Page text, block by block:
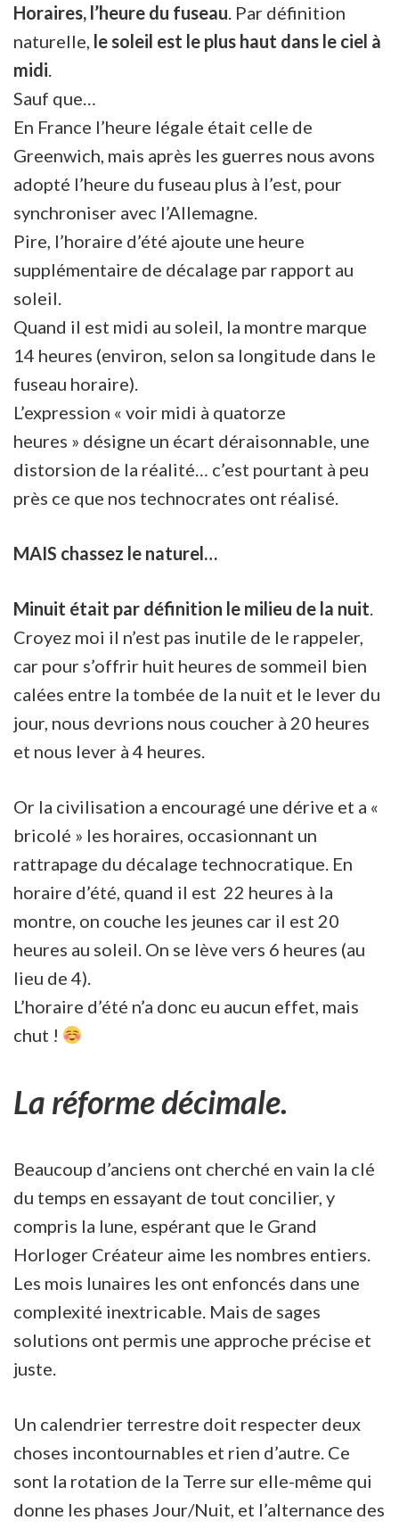
Horaires, l’heure du fuseau. Par définition
naturelle, le soleil est le plus haut dans le ciel à
midi.
Sauf que…
En France l’heure légale était celle de
Greenwich, mais après les guerres nous avons
adopté l’heure du fuseau plus à l’est, pour
synchroniser avec l’Allemagne.
Pire, l’horaire d’été ajoute une heure
supplémentaire de décalage par rapport au
soleil.
Quand il est midi au soleil, la montre marque
14 heures (environ, selon sa longitude dans le
fuseau horaire).
L’expression « voir midi à quatorze
heures » désigne un écart déraisonnable, une
distorsion de la réalité… c’est pourtant à peu
près ce que nos technocrates ont réalisé.
MAIS chassez le naturel…
Minuit était par définition le milieu de la nuit.
Croyez moi il n’est pas inutile de le rappeler,
car pour s’offrir huit heures de sommeil bien
calées entre la tombée de la nuit et le lever du
jour, nous devrions nous coucher à 20 heures
et nous lever à 4 heures.
Or la civilisation a encouragé une dérive et a «
bricolé » les horaires, occasionnant un
rattrapage du décalage technocratique. En
horaire d’été, quand il est 22 heures à la
montre, on couche les jeunes car il est 20
heures au soleil. On se lève vers 6 heures (au
lieu de 4).
L’horaire d’été n’a donc eu aucun effet, mais
chut !
La réforme décimale.
Beaucoup d’anciens ont cherché en vain la clé
du temps en essayant de tout concilier, y
compris la lune, espérant que le Grand
Horloger Créateur aime les nombres entiers.
Les mois lunaires les ont enfoncés dans une
complexité inextricable. Mais de sages
solutions ont permis une approche précise et
juste.
Un calendrier terrestre doit respecter deux
choses incontournables et rien d’autre. Ce
sont la rotation de la Terre sur elle-même qui
donne les phases Jour/Nuit, et l’alternance des